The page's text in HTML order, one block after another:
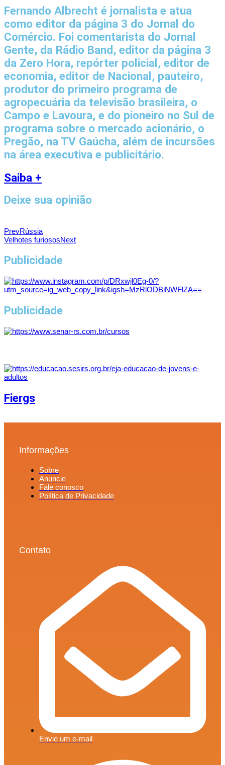
Fernando Albrecht é jornalista e atua
como editor da página 3 do Jornal do
Comércio. Foi comentarista do Jornal
Gente, da Rádio Band, editor da página 3
da Zero Hora, repórter policial, editor de
economia, editor de Nacional, pauteiro,
produtor do primeiro programa de
agropecuária da televisão brasileira, o
Campo e Lavoura, e do pioneiro no Sul de
programa sobre o mercado acionário, o
Pregão, na TV Gaúcha, além de incursões
na área executiva e publicitário.
Saiba +
Deixe sua opinião
PrevRússia
Velhotes furiososNext
Publicidade
Publicidade
Fiergs
Informações
Sobre
Anuncie
Fale conosco
Política de Privacidade
Contato
Envie um e-mail